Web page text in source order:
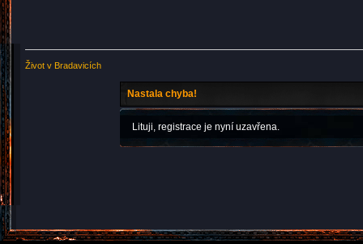
Život v Bradavicích
Nastala chyba!
Lituji, registrace je nyní uzavřena.